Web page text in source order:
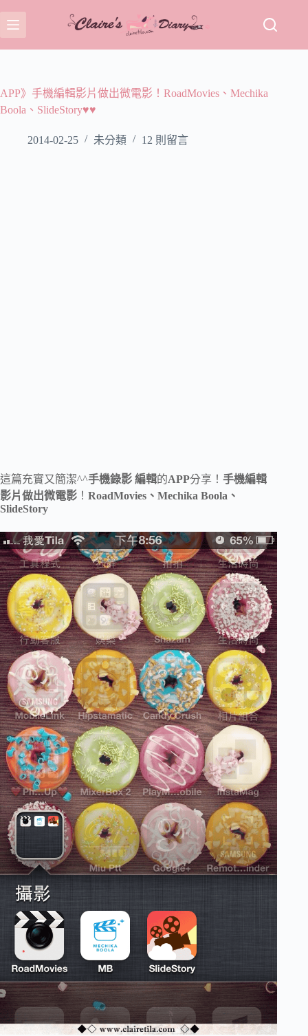
至
主
容
APP》手機編輯影片做出微電影！RoadMovies、Mechika
Boola、SlideStory♥♥
2014-02-25 未分類 12 則留言
這篇充實又簡潔^^手機錄影 編輯的APP分享！ 手機編輯
影片做出微電影 ！ RoadMovies、Mechika Boola、
SlideStory